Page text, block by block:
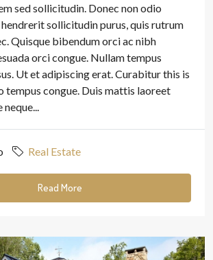
sed sollicitudin. Donec non odio
sollicitudin purus, quis rutrum
Quisque bibendum orci ac nibh
orci congue. Nullam tempus
Ut et adipiscing erat. Curabitur this is
tempus congue. Duis mattis laoreet
neque...
Real Estate
Read More